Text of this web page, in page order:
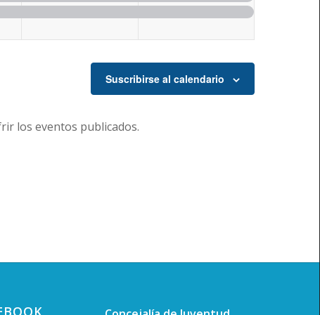
Suscribirse al calendario
los eventos publicados.